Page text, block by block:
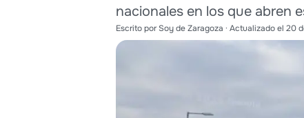
nacionales en los que abren
Escrito porSoy de Zaragoza · Actualizado el 20